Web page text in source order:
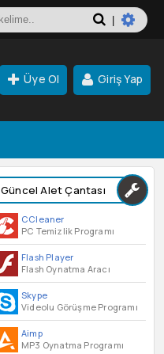
Üye Ol Giriş Yap
Güncel Alet Çantası
CCleaner
PC Temizlik Programı
Flash Player
Flash Oynatma Aracı
Skype
Videolu Görüşme Programı
Aimp
MP3 Oynatma Programı